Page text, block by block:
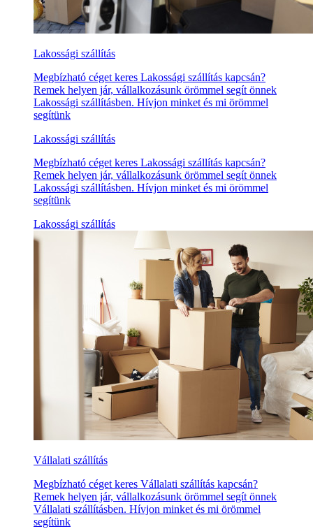
Lakossági szállítás
Megbízható céget keres Lakossági szállítás kapcsán?
Remek helyen jár, vállalkozásunk örömmel segít önnek
Lakossági szállításben. Hívjon minket és mi örömmel
segítünk
Lakossági szállítás
Megbízható céget keres Lakossági szállítás kapcsán?
Remek helyen jár, vállalkozásunk örömmel segít önnek
Lakossági szállításben. Hívjon minket és mi örömmel
segítünk
Lakossági szállítás
Vállalati szállítás
Megbízható céget keres Vállalati szállítás kapcsán?
Remek helyen jár, vállalkozásunk örömmel segít önnek
Vállalati szállításben. Hívjon minket és mi örömmel
segítünk